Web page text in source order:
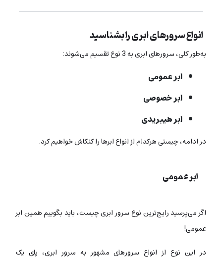
انواع سرورهای ابری را بشناسید
به‌طور کلی، سرورهای ابری به 3 نوع تقسیم می‌شوند:
ابر عمومی
ابر خصوصی
ابر هیبریدی
در ادامه، چیستی هرکدام از انواع ابرها را کنکاش خواهیم کرد.
ابر عمومی
اگر می‌پرسید رایج‌ترین نوع سرور ابری چیست، باید بگوییم همین ابر
عمومی!
در این نوع از انواع سرورهای مشهور به سرور ابری، پای یک